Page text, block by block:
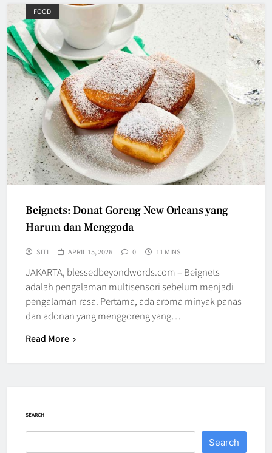
FOOD
Beignets: Donat Goreng New Orleans yang
Harum dan Menggoda
SITI APRIL 15, 2026 0 11 MINS
JAKARTA, blessedbeyondwords.com – Beignets
adalah pengalaman multisensori sebelum menjadi
pengalaman rasa. Pertama, ada aroma minyak panas
dan adonan yang menggoreng yang…
Read More
SEARCH
Search